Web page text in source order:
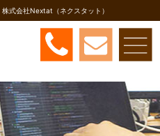
式会社Nextat（ネクスタット）